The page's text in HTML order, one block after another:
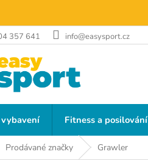
357 641 info@easysport.cz
Fitness a posilování
Prodávané značky Grawler